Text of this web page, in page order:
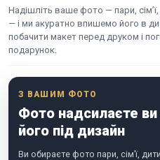
Надішліть ваше фото — пари,
— і ми акуратно впишемо його в
побачити макет перед друком і
подарунок.
З ВАШИМ ФОТО
Фото надсилаєте
його під дизайн
Ви обираєте фото пари, сім’ї,